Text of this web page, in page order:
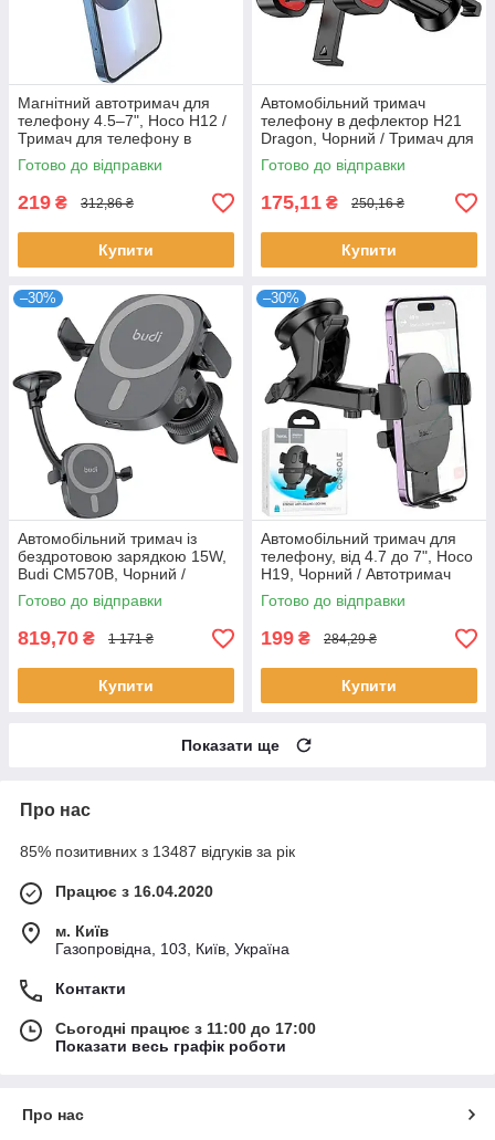
Магнітний автотримач для
телефону 4.5–7", Hoco H12 /
Тримач для телефону в
машину / Автомобільний
тримач телефону
Готово до відправки
219 ₴ 312,86 ₴
Купити
Автомобільний тримач
телефону в дефлектор H21
Dragon, Чорний / Тримач для
смартфона / Автотримач
Готово до відправки
175,11 ₴ 250,16 ₴
Купити
–30%
Автомобільний тримач із
бездротовою зарядкою 15W,
Budi CM570B, Чорний /
Тримач для телефону в
машину
Готово до відправки
819,70 ₴ 1 171 ₴
Купити
–30%
Автомобільний тримач для
телефону, від 4.7 до 7", Hoco
H19, Чорний / Автотримач
для телефону / Тримач
мобільного для авто
Готово до відправки
199 ₴ 284,29 ₴
Купити
Показати ще
Про нас
85% позитивних з 13487 відгуків за рік
Працює з 16.04.2020
м. Київ
Газопровідна, 103, Київ, Україна
Контакти
Сьогодні працює з 11:00 до 17:00
Показати весь графік роботи
Про нас